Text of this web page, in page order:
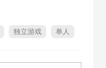
独立游戏 单人